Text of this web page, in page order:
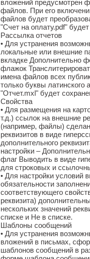
вложений предусмотрен
файлов. При его
файлов будет
"Счет на оплату.pdf"
Рассылка отчетов
• Для устранения
локальные или внешние
вкладке Дополнительно
флажок
имена файлов всех
только буквы
"Отчет.mxl" будет
Свойства
• Для размещения на
т.д.) ссылок на внешние
(например, файлы)
реквизитов в виде
дополнительного
настройки –
флаг Выводить в виде
для строковых и
• Для настройки условий
обязательности
соответствующего
реквизита)
нескольких значений
списке и Не в списке.
Шаблоны сообщений
• Для устранения
вложений в письмах,
шаблонов сообщений в